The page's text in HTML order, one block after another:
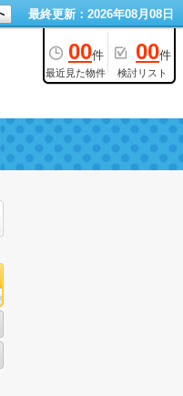
最終更新：2026年08月08日
00件
最近見た物件
00件
検討リスト